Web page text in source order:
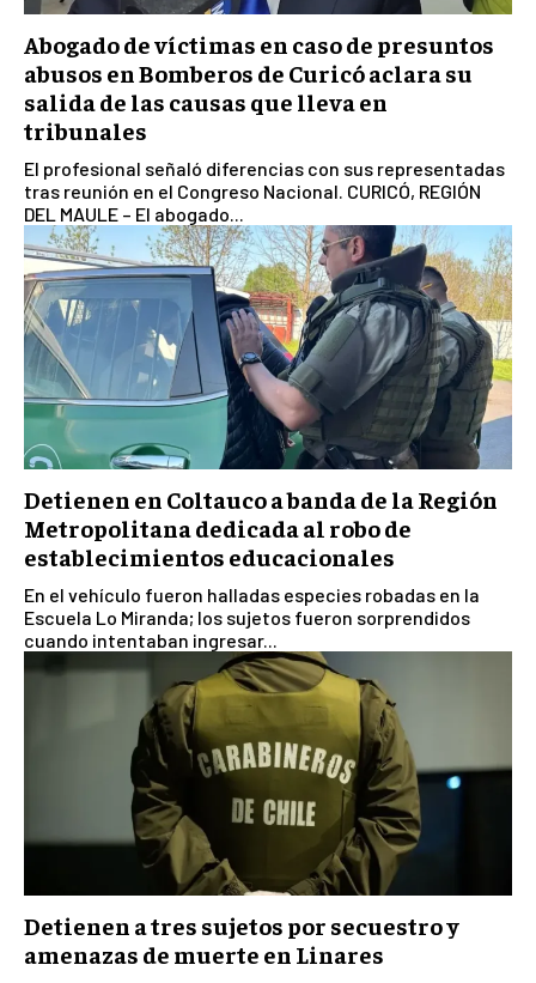
Abogado de víctimas en caso de presuntos
abusos en Bomberos de Curicó aclara su
salida de las causas que lleva en
tribunales
El profesional señaló diferencias con sus representadas
tras reunión en el Congreso Nacional. CURICÓ, REGIÓN
DEL MAULE – El abogado...
Detienen en Coltauco a banda de la Región
Metropolitana dedicada al robo de
establecimientos educacionales
En el vehículo fueron halladas especies robadas en la
Escuela Lo Miranda; los sujetos fueron sorprendidos
cuando intentaban ingresar...
Detienen a tres sujetos por secuestro y
amenazas de muerte en Linares